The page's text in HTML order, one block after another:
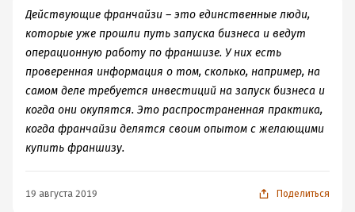
этим справиться? Оправдались ли ожидания
франчайзи при покупке франшизы? Обсудите
негативные отзывы о франшизе (если есть), насколько
они обоснованы? Совет: для того, что бы можно было
обдумать и сравнить информацию, полученную во
время интервью, фиксируйте письменно ответы
франчайзи.
Действующие франчайзи – это единственные люди,
которые уже прошли путь запуска бизнеса и ведут
операционную работу по франшизе. У них есть
проверенная информация о том, сколько, например, на
самом деле требуется инвестиций на запуск бизнеса и
когда они окупятся. Это распространенная практика,
когда франчайзи делятся своим опытом с желающими
купить франшизу.
19 августа 2019 Поделиться